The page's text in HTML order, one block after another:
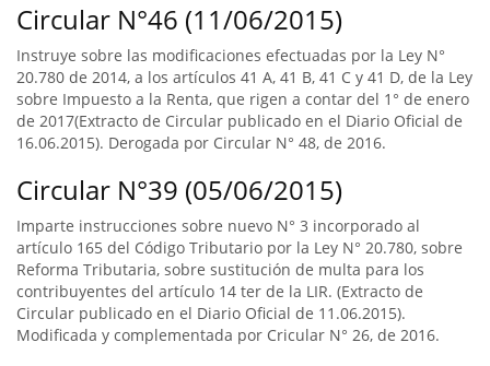
Circular N°46 (11/06/2015)
Instruye sobre las modificaciones efectuadas por la Ley N°
20.780 de 2014, a los artículos 41 A, 41 B, 41 C y 41 D, de la Ley
sobre Impuesto a la Renta, que rigen a contar del 1° de enero
de 2017(Extracto de Circular publicado en el Diario Oficial de
16.06.2015). Derogada por Circular N° 48, de 2016.
Circular N°39 (05/06/2015)
Imparte instrucciones sobre nuevo N° 3 incorporado al
artículo 165 del Código Tributario por la Ley N° 20.780, sobre
Reforma Tributaria, sobre sustitución de multa para los
contribuyentes del artículo 14 ter de la LIR. (Extracto de
Circular publicado en el Diario Oficial de 11.06.2015).
Modificada y complementada por Cricular N° 26, de 2016.